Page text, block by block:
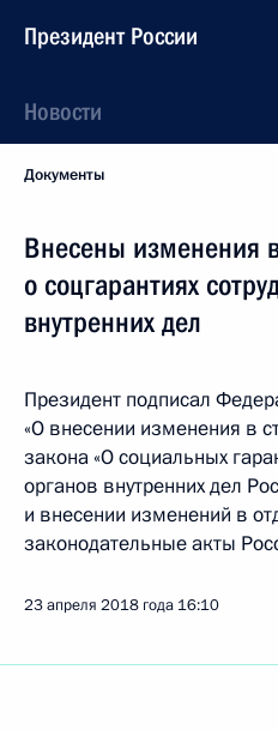
Президент России
Новости
Документы
Внесены изменения
о соцгарантиях
внутренних дел
Президент подписал
«О внесении изменения в
закона «О социальных
органов внутренних дел
и внесении изменений в
законодательные акты
23 апреля 2018 года 16:10